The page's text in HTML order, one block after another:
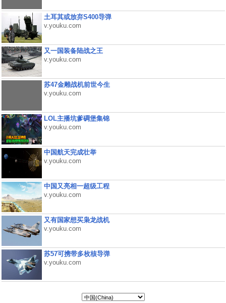
土耳其或放弃S400导弹
v.youku.com
又一国装备陆战之王
v.youku.com
苏47金雕战机前世今生
v.youku.com
LOL主播坑爹碉堡集锦
v.youku.com
中国航天完成壮举
v.youku.com
中国又亮相一超级工程
v.youku.com
又有国家想买枭龙战机
v.youku.com
苏57可携带多枚核导弹
v.youku.com